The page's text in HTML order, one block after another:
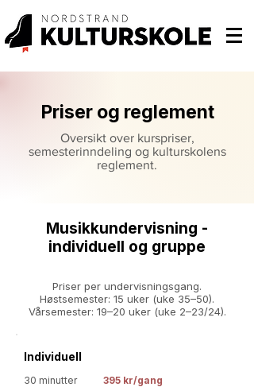
Priser og reglement
Oversikt over kurspriser,
semesterinndeling og kulturskolens
reglement.
Musikkundervisning -
individuell og gruppe
Priser per undervisningsgang.
Høstsemester: 15 uker (uke 35–50).
Vårsemester: 19–20 uker (uke 2–23/24).
Individuell
30 minutter 395 kr/gang